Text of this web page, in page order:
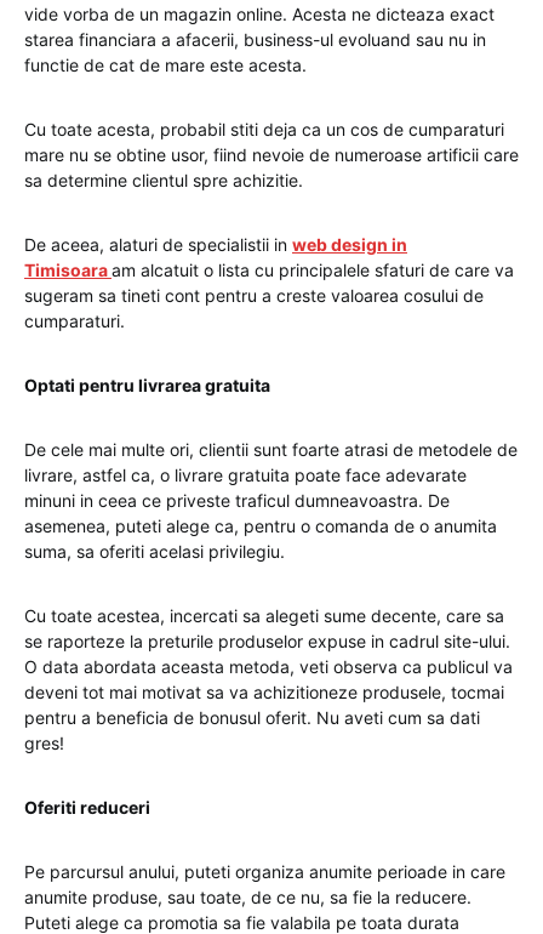
vide vorba de un magazin online. Acesta ne dicteaza exact
starea financiara a afacerii, business-ul evoluand sau nu in
functie de cat de mare este acesta.
Cu toate acesta, probabil stiti deja ca un cos de cumparaturi
mare nu se obtine usor, fiind nevoie de numeroase artificii care
sa determine clientul spre achizitie.
De aceea, alaturi de specialistii in web design in
Timisoaraam alcatuit o lista cu principalele sfaturi de care va
sugeram sa tineti cont pentru a creste valoarea cosului de
cumparaturi.
Optati pentru livrarea gratuita
De cele mai multe ori, clientii sunt foarte atrasi de metodele de
livrare, astfel ca, o livrare gratuita poate face adevarate
minuni in ceea ce priveste traficul dumneavoastra. De
asemenea, puteti alege ca, pentru o comanda de o anumita
suma, sa oferiti acelasi privilegiu.
Cu toate acestea, incercati sa alegeti sume decente, care sa
se raporteze la preturile produselor expuse in cadrul site-ului.
O data abordata aceasta metoda, veti observa ca publicul va
deveni tot mai motivat sa va achizitioneze produsele, tocmai
pentru a beneficia de bonusul oferit. Nu aveti cum sa dati
gres!
Oferiti reduceri
Pe parcursul anului, puteti organiza anumite perioade in care
anumite produse, sau toate, de ce nu, sa fie la reducere.
Puteti alege ca promotia sa fie valabila pe toata durata